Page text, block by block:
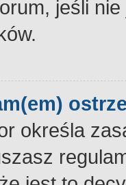
jeśli
określa